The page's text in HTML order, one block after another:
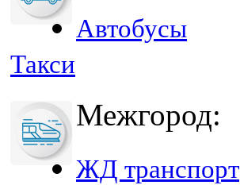
Автобусы
Такси
Межгород:
ЖД транспорт